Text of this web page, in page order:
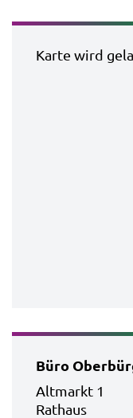
Karte wird
Büro
Altmarkt 1
Rathaus